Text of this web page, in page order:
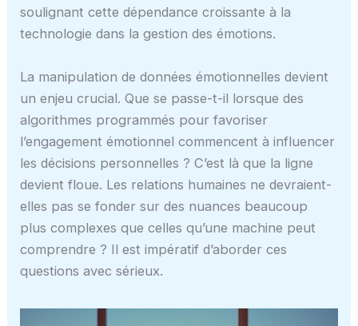
soulignant cette dépendance croissante à la
technologie dans la gestion des émotions.
La manipulation de données émotionnelles devient
un enjeu crucial. Que se passe-t-il lorsque des
algorithmes programmés pour favoriser
l’engagement émotionnel commencent à influencer
les décisions personnelles ? C’est là que la ligne
devient floue. Les relations humaines ne devraient-
elles pas se fonder sur des nuances beaucoup
plus complexes que celles qu’une machine peut
comprendre ? Il est impératif d’aborder ces
questions avec sérieux.